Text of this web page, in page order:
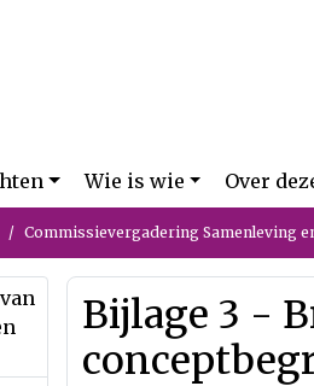
Wie is wie Over
Commissievergadering Samenleving en Bestuur
Bijlage 3 -